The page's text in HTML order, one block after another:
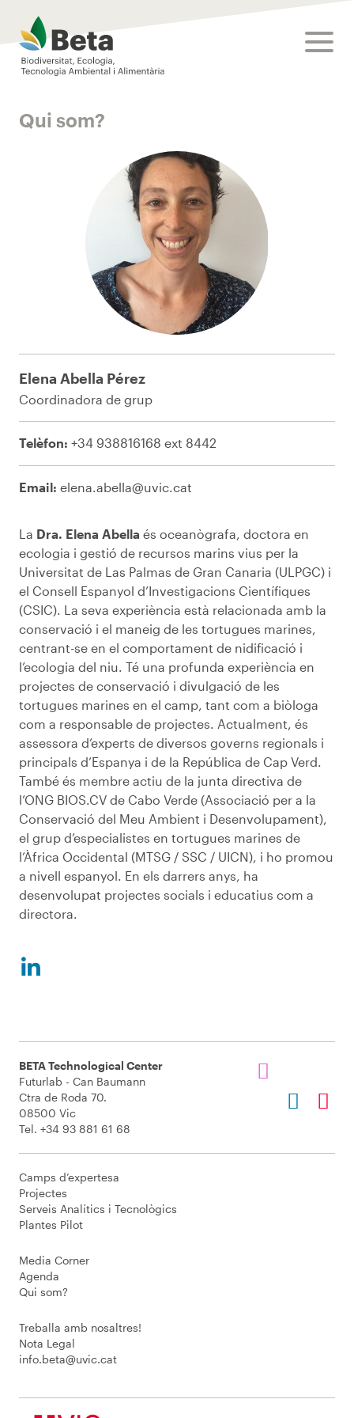
Beta Tech Center
Qui som?
Elena Abella Pérez
Coordinadora de grup
Telèfon: +34 938816168 ext 8442
Email: elena.abella@uvic.cat
La Dra. Elena Abella és oceanògrafa, doctora en
ecologia i gestió de recursos marins vius per la
Universitat de Las Palmas de Gran Canaria (ULPGC) i
el Consell Espanyol d’Investigacions Científiques
(CSIC). La seva experiència està relacionada amb la
conservació i el maneig de les tortugues marines,
centrant-se en el comportament de nidificació i
l’ecologia del niu. Té una profunda experiència en
projectes de conservació i divulgació de les
tortugues marines en el camp, tant com a biòloga
com a responsable de projectes. Actualment, és
assessora d’experts de diversos governs regionals i
principals d’Espanya i de la República de Cap Verd.
També és membre actiu de la junta directiva de
l’ONG BIOS.CV de Cabo Verde (Associació per a la
Conservació del Meu Ambient i Desenvolupament),
el grup d’especialistes en tortugues marines de
l’Àfrica Occidental (MTSG / SSC / UICN), i ho promou
a nivell espanyol. En els darrers anys, ha
desenvolupat projectes socials i educatius com a
directora.
BETA Technological Center
Futurlab - Can Baumann
Ctra de Roda 70.
08500 Vic
Tel. +34 93 881 61 68
Camps d’expertesa
Projectes
Serveis Analítics i Tecnològics
Plantes Pilot
Media Corner
Agenda
Qui som?
Treballa amb nosaltres!
Nota Legal
info.beta@uvic.cat